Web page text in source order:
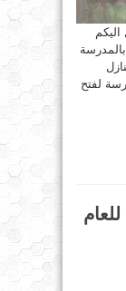
اليكم
2015/2014 م منازل
لفتح